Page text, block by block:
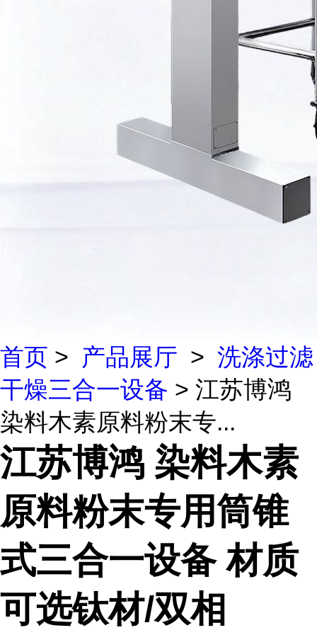
首页 > 产品展厅 > 洗涤过滤
干燥三合一设备 > 江苏博鸿
染料木素原料粉末专...
江苏博鸿 染料木素
原料粉末专用筒锥
式三合一设备 材质
可选钛材/双相